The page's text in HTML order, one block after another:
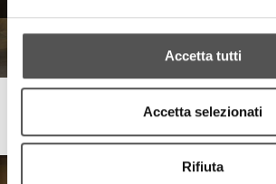
Accetta tutti
Accetta selezionati
Rifiuta
DoGusto